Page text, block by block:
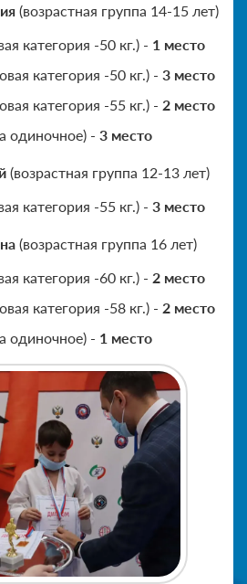
(возрастная группа 14-15 лет)
категория -50 кг.) - 1 место
категория -50 кг.) - 3 место
категория -55 кг.) - 2 место
одиночное) - 3 место
(возрастная группа 12-13 лет)
категория -55 кг.) - 3 место
(возрастная группа 16 лет)
категория -60 кг.) - 2 место
категория -58 кг.) - 2 место
одиночное) - 1 место